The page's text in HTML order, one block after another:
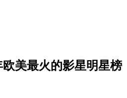
美最火的影星明星榜